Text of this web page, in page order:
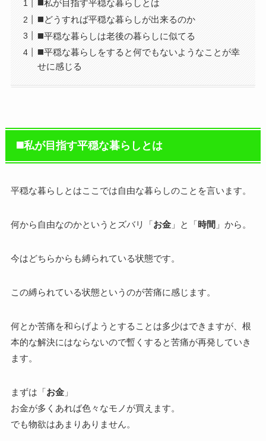
◼️私が目指す平穏な暮らしとは
◼️どうすれば平穏な暮らしが出来るのか
◼️平穏な暮らしは老後の暮らしに似てる
◼️平穏な暮らしをすると何でもないようなことが幸
せに感じる
◼️私が目指す平穏な暮らしとは
平穏な暮らしとはここでは自由な暮らしのことを言います。
何から自由なのかというとズバリ「お金」と「時間 」から。
今はどちらからも縛られている状態です。
この縛られている状態というのが苦痛に感じます。
何とか苦痛を和らげようとすることは多少はできますが、根
本的な解決にはならないので暫くすると苦痛が再発していき
ます。
まずは「お金」
お金が多くあれば色々なモノが買えます。
でも物欲はあまりありません。